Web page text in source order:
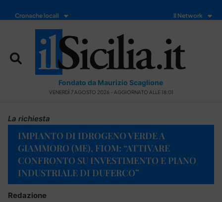
Cronache locali Il Network
Fondato da Maurizio Scaglione
VENERDÌ 7 AGOSTO 2026 - AGGIORNATO ALLE 18:01
La richiesta
IMPIANTO DI IDROGENO VERDE A
GIAMMORO (ME), FIOM: “ATTIVARE
CONFRONTO SU INVESTIMENTO E PIANO
INDUSTRIALE DI DUFERCO”
Redazione